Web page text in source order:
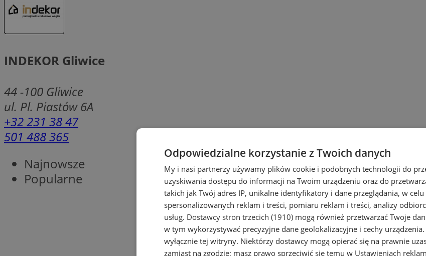
INDEKOR Gliwice
44 -100 Gliwice
ul. Pl. Piastów 6A
+32 231 38 47
501 488 365
Najnowsze
Popularne
Odpowiedzialne korzystanie z Twoich danych
My i nasi partnerzy używamy plików cookie i podobnych technologii do
uzyskiwania dostępu do informacji na Twoim urządzeniu oraz do
takich jak Twój adres IP, unikalne identyfikatory i dane przeglądania, w
spersonalizowanych reklam i treści, pomiaru reklam i treści, analizy
usług. Dostawcy stron trzecich (1910) mogą również przetwarzać Twoje
w tym wykorzystywać precyzyjne dane geolokalizacyjne i cechy
wyłącznie tej witryny. Niektórzy dostawcy mogą opierać się na prawnie
zamiast na zgodzie; masz prawo sprzeciwić się temu w Ustawieniach reklam